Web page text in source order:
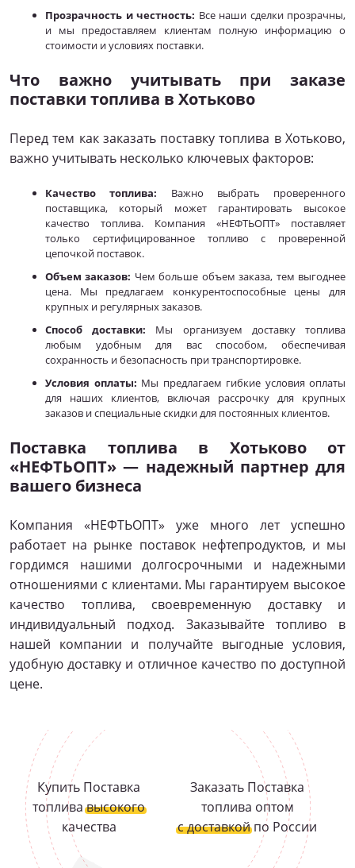
Прозрачность и честность: Все наши сделки прозрачны,
и мы предоставляем клиентам полную информацию о
стоимости и условиях поставки.
Что важно учитывать при заказе
поставки топлива в Хотьково
Перед тем как заказать поставку топлива в Хотьково,
важно учитывать несколько ключевых факторов:
Качество топлива: Важно выбрать проверенного
поставщика, который может гарантировать высокое
качество топлива. Компания «НЕФТЬОПТ» поставляет
только сертифицированное топливо с проверенной
цепочкой поставок.
Объем заказов: Чем больше объем заказа, тем выгоднее
цена. Мы предлагаем конкурентоспособные цены для
крупных и регулярных заказов.
Способ доставки: Мы организуем доставку топлива
любым удобным для вас способом, обеспечивая
сохранность и безопасность при транспортировке.
Условия оплаты: Мы предлагаем гибкие условия оплаты
для наших клиентов, включая рассрочку для крупных
заказов и специальные скидки для постоянных клиентов.
Поставка топлива в Хотьково от
«НЕФТЬОПТ» — надежный партнер для
вашего бизнеса
Компания «НЕФТЬОПТ» уже много лет успешно
работает на рынке поставок нефтепродуктов, и мы
гордимся нашими долгосрочными и надежными
отношениями с клиентами. Мы гарантируем высокое
качество топлива, своевременную доставку и
индивидуальный подход. Заказывайте топливо в
нашей компании и получайте выгодные условия,
удобную доставку и отличное качество по доступной
цене.
Купить Поставка
топливавысокого
качества
Заказать Поставка
топлива оптом
с доставкойпо России